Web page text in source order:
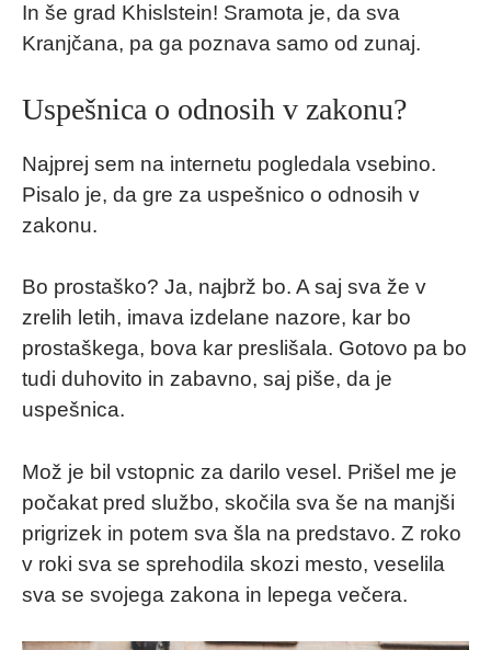
In še grad Khislstein! Sramota je, da sva
Kranjčana, pa ga poznava samo od zunaj.
Uspešnica o odnosih v zakonu?
Najprej sem na internetu pogledala vsebino.
Pisalo je, da gre za uspešnico o odnosih v
zakonu.
Bo prostaško? Ja, najbrž bo. A saj sva že v
zrelih letih, imava izdelane nazore, kar bo
prostaškega, bova kar preslišala. Gotovo pa bo
tudi duhovito in zabavno, saj piše, da je
uspešnica.
Mož je bil vstopnic za darilo vesel. Prišel me je
počakat pred službo, skočila sva še na manjši
prigrizek in potem sva šla na predstavo. Z roko
v roki sva se sprehodila skozi mesto, veselila
sva se svojega zakona in lepega večera.